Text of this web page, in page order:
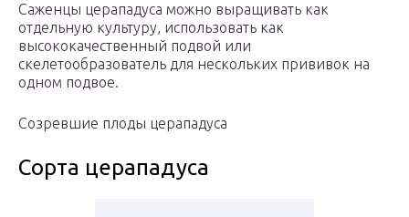
Саженцы церападуса можно выращивать как
отдельную культуру, использовать как
высококачественный подвой или
скелетообразователь для нескольких прививок на
одном подвое.
Созревшие плоды церападуса
Сорта церападуса